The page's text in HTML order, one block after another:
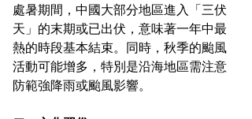
處暑期間，中國大部分地區進入「三伏
天」的末期或已出伏，意味著一年中最
熱的時段基本結束。同時，秋季的颱風
活動可能增多，特別是沿海地區需注意
防範強降雨或颱風影響。